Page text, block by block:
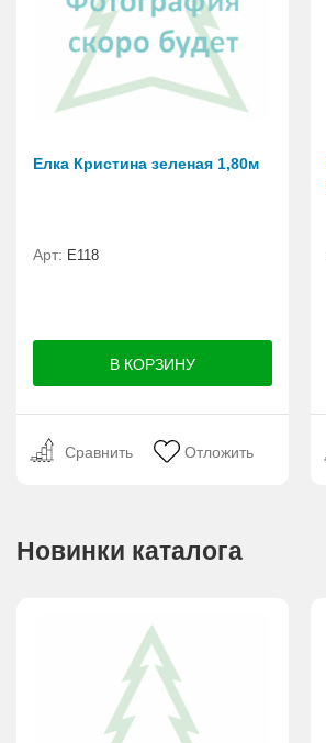
Елка Кристина зеленая 1,80м
Арт: E118
Сравнить Отложить
Новинки каталога